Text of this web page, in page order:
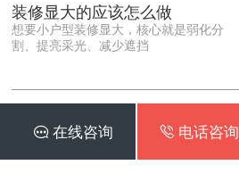
装修显大的应该怎么做
想要小户型装修显大，核心就是弱化分
割、提亮采光、减少遮挡
装修完工后选窗帘，不用盲目追求花哨款
 在线咨询  电话咨询